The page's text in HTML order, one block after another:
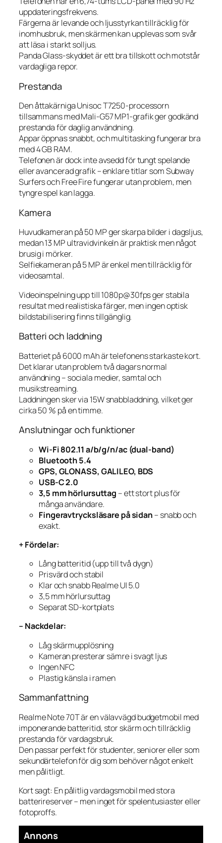
uppdateringsfrekvens.
Färgerna är levande och ljusstyrkan tillräcklig för
inomhusbruk, men skärmen kan upplevas som svår
att läsa i starkt solljus.
Panda Glass-skyddet är ett bra tillskott och motstår
vardagliga repor.
Prestanda
Den åttakärniga Unisoc T7250-processorn
tillsammans med Mali-G57 MP1-grafik ger godkänd
prestanda för daglig användning.
Appar öppnas snabbt, och multitasking fungerar bra
med 4 GB RAM.
Telefonen är dock inte avsedd för tungt spelande
eller avancerad grafik – enklare titlar somSubway
SurfersochFree Firefungerar utan problem, men
tyngre spel kan lagga.
Kamera
Huvudkameran på 50 MP ger skarpa bilder i dagsljus,
medan 13 MP ultravidvinkeln är praktisk men något
brusig i mörker.
Selfiekameran på 5 MP är enkel men tillräcklig för
videosamtal.
Videoinspelning upp till 1080p@30fps ger stabila
resultat med realistiska färger, men ingen optisk
bildstabilisering finns tillgänglig.
Batteri och laddning
Batteriet på 6000 mAh är telefonens starkaste kort.
Det klarar utan problem två dagars normal
användning – sociala medier, samtal och
musikstreaming.
Laddningen sker via 15W snabbladdning, vilket ger
cirka 50 % på en timme.
Anslutningar och funktioner
Wi-Fi 802.11 a/b/g/n/ac (dual-band)
Bluetooth 5.4
GPS, GLONASS, GALILEO, BDS
USB-C 2.0
3,5 mm hörlursuttag – ett stort plus för
många användare.
Fingeravtrycksläsare på sidan– snabb och
exakt.
+ Fördelar:
Lång batteritid (upp till två dygn)
Prisvärd och stabil
Klar och snabb Realme UI 5.0
3,5 mm hörlursuttag
Separat SD-kortplats
– Nackdelar:
Låg skärmupplösning
Kameran presterar sämre i svagt ljus
Ingen NFC
Plastig känsla i ramen
Sammanfattning
Realme Note 70T är en välavvägd budgetmobil med
imponerande batteritid, stor skärm och tillräcklig
prestanda för vardagsbruk.
Den passar perfekt för studenter, seniorer eller som
sekundärtelefon för dig som behöver något enkelt
men pålitligt.
Kort sagt: En pålitlig vardagsmobil med stora
batterireserver – men inget för spelentusiaster eller
fotoproffs.
Annons